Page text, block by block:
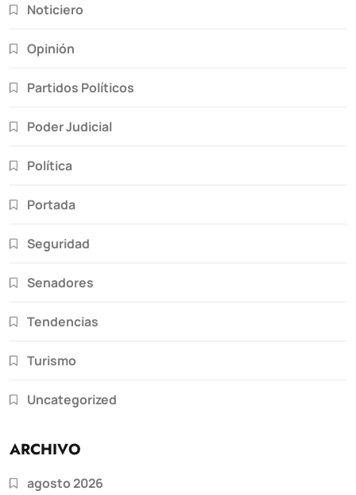
Noticiero
Opinión
Partidos Políticos
Poder Judicial
Política
Portada
Seguridad
Senadores
Tendencias
Turismo
Uncategorized
ARCHIVO
agosto 2026